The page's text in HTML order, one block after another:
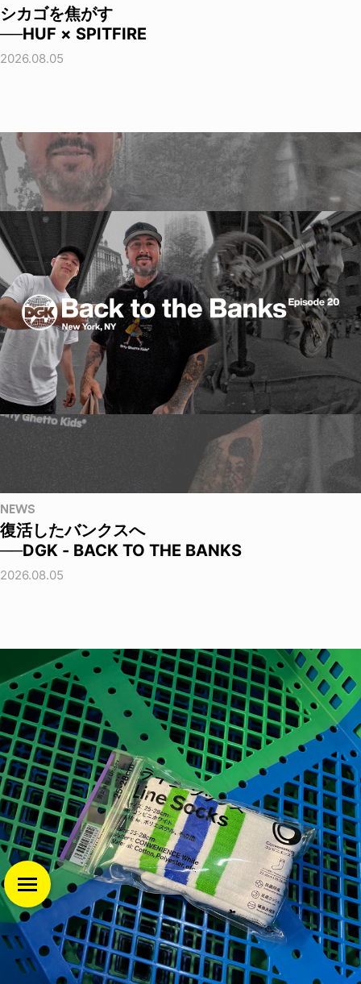
シカゴを焦がす
──HUF × SPITFIRE
2026.08.05
NEWS
復活したバンクスへ
──DGK - BACK TO THE BANKS
2026.08.05